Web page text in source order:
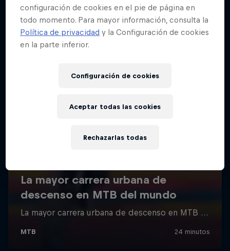
configuración de cookies en el pie de página en
todo momento. Para mayor información, consulta la
Política de privacidad y la Configuración de cookies
en la parte inferior.
Configuración de cookies
Rechazarlas todas
Aceptar todas las cookies